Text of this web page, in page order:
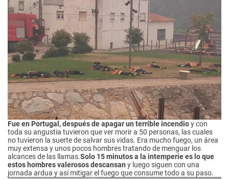
Fue en Portugal, después de apagar un terrible incendioy con
toda su angustia tuvieron que ver morir a 50 personas, las cuales
no tuvieron la suerte de salvar sus vidas. Era mucho fuego, un área
muy extensa y unos pocos hombres tratando de menguar los
alcances de las llamas.Solo 15 minutos a la intemperie es lo que
estos hombres valerosos descansan y luego siguen con una
jornada ardua y así mitigar el fuego que consume todo a su paso.